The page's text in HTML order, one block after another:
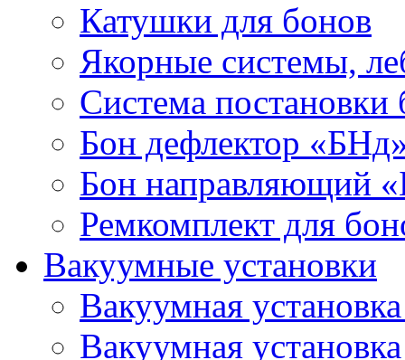
Катушки для бонов
Якорные системы,
Система
Бон дефлектор
Бон направляющий
Ремкомплект для
Вакуумные установки
Вакуумная
Вакуумная